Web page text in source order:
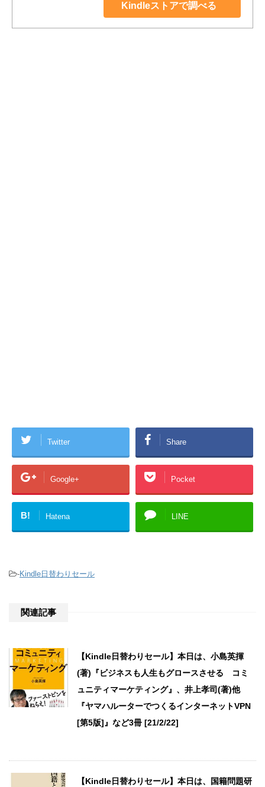
Kindleストアで調べる
Twitter Share
Google+ Pocket
B! Hatena LINE
-Kindle日替わりセール
関連記事
【Kindle日替わりセール】本日は、小島英揮
(著)『ビジネスも人生もグロースさせる コミ
ュニティマーケティング』、井上孝司(著)他
『ヤマハルーターでつくるインターネットVPN
[第5版]』など3冊 [21/2/22]
【Kindle日替わりセール】本日は、国籍問題研